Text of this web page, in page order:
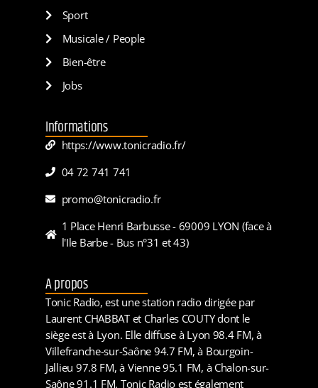
Sport
Musicale / People
Bien-être
Jobs
Informations
https://www.tonicradio.fr/
04 72 741 741
promo@tonicradio.fr
1 Place Henri Barbusse - 69009 LYON (face à
l'Ile Barbe - Bus n°31 et 43)
A propos
Tonic Radio, est une station radio dirigée par
Laurent CHABBAT et Charles COUTY dont le
siège est à Lyon. Elle diffuse à Lyon 98.4 FM, à
Villefranche-sur-Saône 94.7 FM, à Bourgoin-
Jallieu 97.8 FM, à Vienne 95.1 FM, à Chalon-sur-
Saône 91.1 FM. Tonic Radio est également